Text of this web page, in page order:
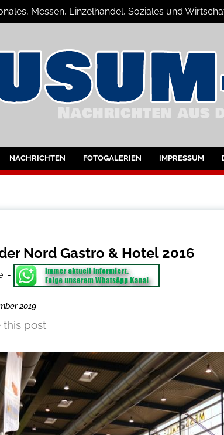
Messen, Einzelhandel, Soziales und
für Husum und Umgebung
NACHRICHTEN FOTOGALERIEN IMPRESSUM
Nord Gastro & Hotel 2016
-
2019
this post